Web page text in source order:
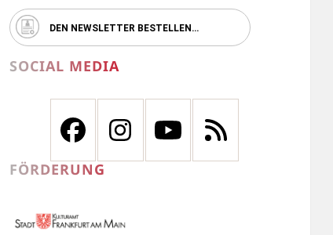
DEN NEWSLETTER BESTELLEN…
SOCIAL MEDIA
FÖRDERUNG